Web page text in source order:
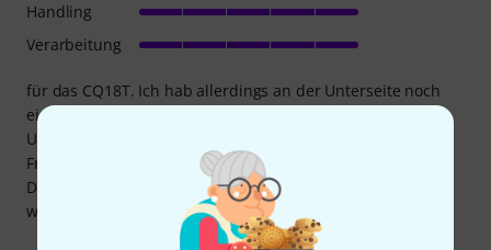
für das CQ18T. Ich hab allerdings an der Unterseite noch
eine Lüftungsschale eingebaut, damit der Lüfter an der
Unterseite des Pultes bei Einsätzen im Sommer genug
Frischluft abbekommt.
Der Innenausbau ist allerdings anders, als auf den Fotos,
was mMn allerdings nicht schlechter, sondern besser ist.
Handling
Verarbeitung